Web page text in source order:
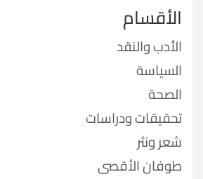
الأقسام
الأدب والنقد
السياسة
الصحة
تحقيقات ودراسات
شعر ونثر
طوفان الأقصى